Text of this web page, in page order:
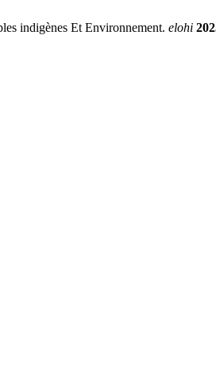
indigènes Et Environnement. elohi